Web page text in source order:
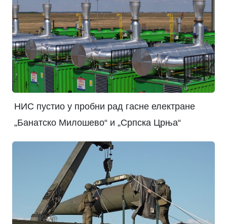
НИС пустио у пробни рад гасне електране
„Банатско Милошево“ и „Српска Црња“